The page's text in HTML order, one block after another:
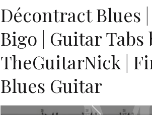
Décontract Blues
Bigo | Guitar Tabs
TheGuitarNick |
Blues Guitar